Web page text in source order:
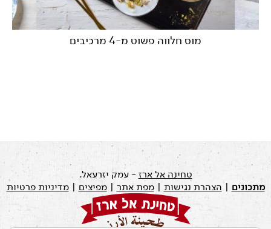
מוס חלווה פשוט מ-4 מרכיבים
טחינה אל ארז- עמק יזרעאל.
מתכונים | הצהרת נגישות |מפת אתר |מפיצים |מדיניות פרטיות